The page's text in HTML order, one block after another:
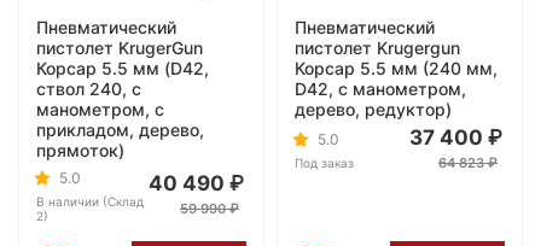
Пневматический
пистолет KrugerGun
Корсар 5.5 мм (D42,
ствол 240, с
манометром, с
прикладом, дерево,
прямоток)
5.0
В наличии (Склад
2)
40 490
59 990
Пневматический
пистолет Krugergun
Корсар 5.5 мм (240 мм,
D42, с манометром,
дерево, редуктор)
5.0
Под заказ
37 400
64 823